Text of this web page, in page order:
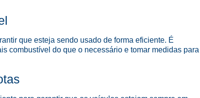
que esteja sendo usado de forma eficiente. É
combustível do que o necessário e tomar medidas para